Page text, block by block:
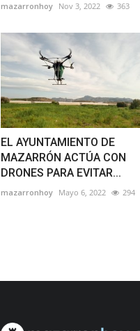
mazarronhoy Nov 3, 2022 363
EL AYUNTAMIENTO DE
MAZARRÓN ACTÚA CON
DRONES PARA EVITAR...
mazarronhoy Mayo 6, 2022 294